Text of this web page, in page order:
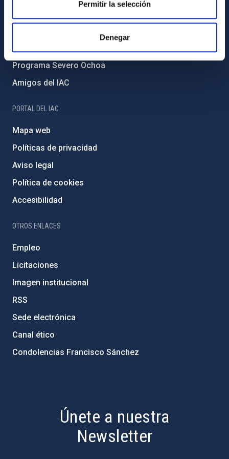
Permitir la selección
Denegar
Programa Severo Ochoa
Amigos del IAC
PORTAL DEL IAC
Mapa web
Políticas de privacidad
Aviso legal
Política de cookies
Accesibilidad
OTROS ENLACES
Empleo
Licitaciones
Imagen institucional
RSS
Sede electrónica
Canal ético
Condolencias Francisco Sánchez
Únete a nuestra
Newsletter